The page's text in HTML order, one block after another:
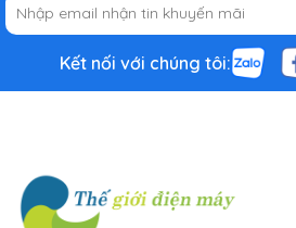
Kết nối với chúng tôi: